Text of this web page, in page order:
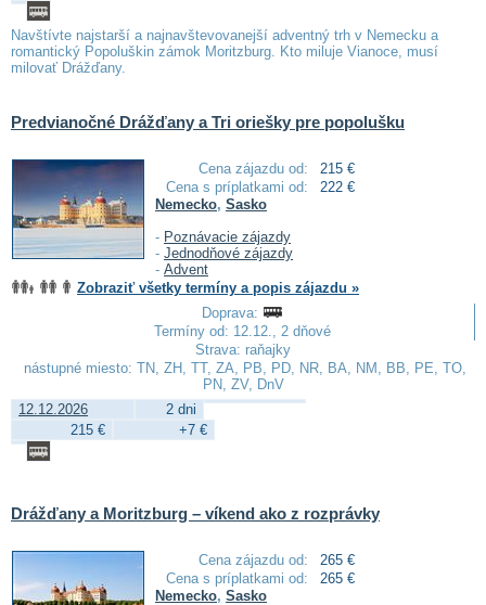
Navštívte najstarší a najnavštevovanejší adventný trh v Nemecku a
romantický Popoluškin zámok Moritzburg. Kto miluje Vianoce, musí
milovať Drážďany.
Predvianočné Drážďany a Tri oriešky pre popolušku
Cena zájazdu od:
215 €
Cena s príplatkami od:
222 €
Nemecko, Sasko
- Poznávacie zájazdy
- Jednodňové zájazdy
- Advent
Zobraziť všetky termíny a popis zájazdu »
Doprava:
Termíny od: 12.12., 2 dňové
Strava: raňajky
nástupné miesto: TN, ZH, TT, ZA, PB, PD, NR, BA, NM, BB, PE, TO,
PN, ZV, DnV
12.12.2026
2 dni
215 €
+7 €
Drážďany a Moritzburg – víkend ako z rozprávky
Cena zájazdu od:
265 €
Cena s príplatkami od:
265 €
Nemecko, Sasko